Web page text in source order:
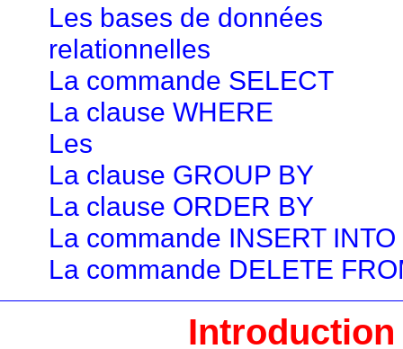
Les bases de données
relationnelles
La commande SELECT
La clause WHERE
Les
La clause GROUP BY
La clause ORDER BY
La commande INSERT INTO
La commande DELETE
Introduction